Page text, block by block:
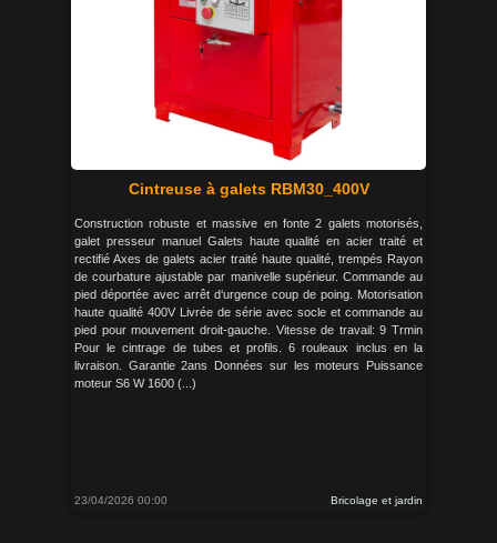
Cintreuse à galets RBM30_400V
Construction robuste et massive en fonte 2 galets motorisés,
galet presseur manuel Galets haute qualité en acier traité et
rectifié Axes de galets acier traité haute qualité, trempés Rayon
de courbature ajustable par manivelle supérieur. Commande au
pied déportée avec arrêt d‘urgence coup de poing. Motorisation
haute qualité 400V Livrée de série avec socle et commande au
pied pour mouvement droit-gauche. Vitesse de travail: 9 Trmin
Pour le cintrage de tubes et profils. 6 rouleaux inclus en la
livraison. Garantie 2ans Données sur les moteurs Puissance
moteur S6 W 1600 (...)
23/04/2026 00:00 Bricolage et jardin